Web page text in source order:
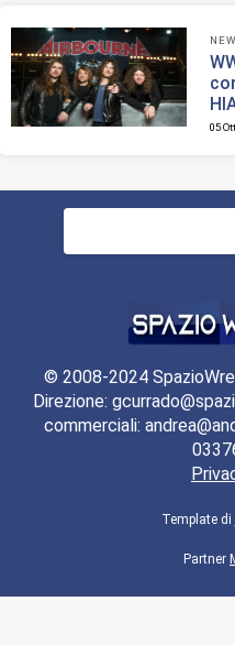
05
Ricerca
© 2008-2024
Direzione:
commerciali:
Template di
Partner